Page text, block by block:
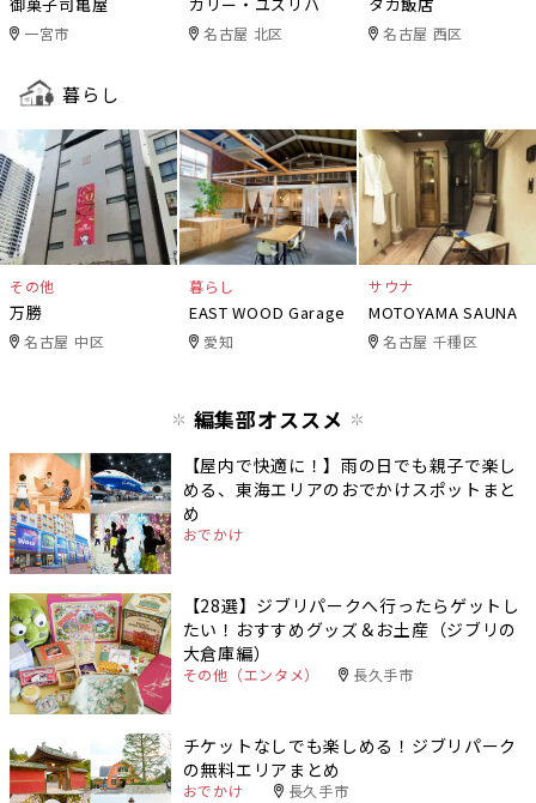
一宮市 名古屋 北区 名古屋 西区
暮らし
その他
万勝
名古屋 中区
暮らし
EAST WOOD Garage
愛知
サウナ
MOTOYAMA SAUNA
名古屋 千種区
編集部オススメ
【屋内で快適に！】雨の日でも親子で楽し
める、東海エリアのおでかけスポットまと
め
おでかけ
【28選】ジブリパークへ行ったらゲットし
たい！おすすめグッズ＆お土産（ジブリの
大倉庫編）
その他（エンタメ） 長久手市
チケットなしでも楽しめる！ジブリパーク
の無料エリアまとめ
おでかけ 長久手市